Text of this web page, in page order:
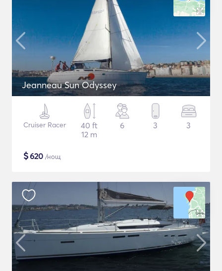
Jeanneau Sun Odyssey
Cruiser Racer
40 ft
12 m
6 3 3
$620 /нощ